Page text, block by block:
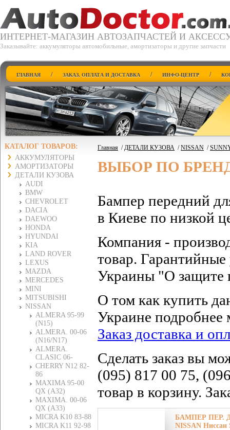
ИНТЕРНЕТ-МАГАЗИН АВТОЗАПЧАСТЕЙ И
Заказывайте: аккумуляторы автомобильные, амортизаторы и другие запчасти
ГЛАВНАЯ / ЗАКАЗ, ОПЛАТА И ДОСТАВКА / ИНФО-ЦЕНТР /
КАТАЛОГ ТОВАРОВ:
АККУМУЛЯТОРЫ
АМОРТИЗАТОРЫ
ДЕТАЛИ КУЗОВА
AUDI
BMW
CHEVROLET
DACIA
DAEWOO
HONDA
HYUNDAI
KIA
LAND ROVER
LEXUS
MAZDA
MERCEDES
MINI
MITSUBISHI
NISSAN
ALMERA 95-99
(N15)
ALMERA. 00-06
(N16/N17)
ALMERA.
CLASIC 06-
CHERRY N12 82-
86
MAXIMA 95-00
QX (A32)
MAXIMA. 00-06
QX (A33)
MICRA K10 83-88
MICRA K11 92-98
Главная /ДЕТАЛИ КУЗОВА /NISSAN /
ВЫБОР ПО
Бампер передний
в Киеве по низкой
Компания -
товар. Гарантийные
Украины "О защите
О том как купить
Украине подробнее
Заказ доставка и
Сделать заказ вы
(095) 817 00 75,
товар в корзину.
БАМПЕР ПЕР.
NISSAN Ниссан